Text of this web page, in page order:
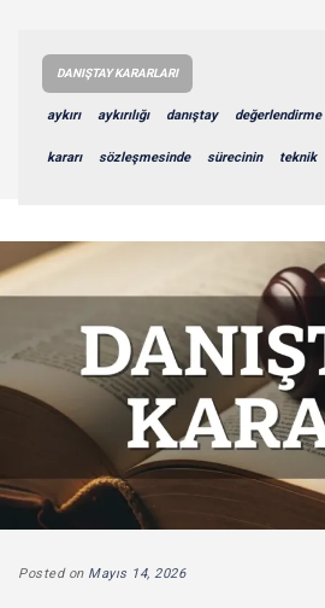
DANIŞTAY KARARLARI
aykırı aykırılığı danıştay değerlendirme
kararı sözleşmesinde sürecinin teknik
Posted on Mayıs 14, 2026